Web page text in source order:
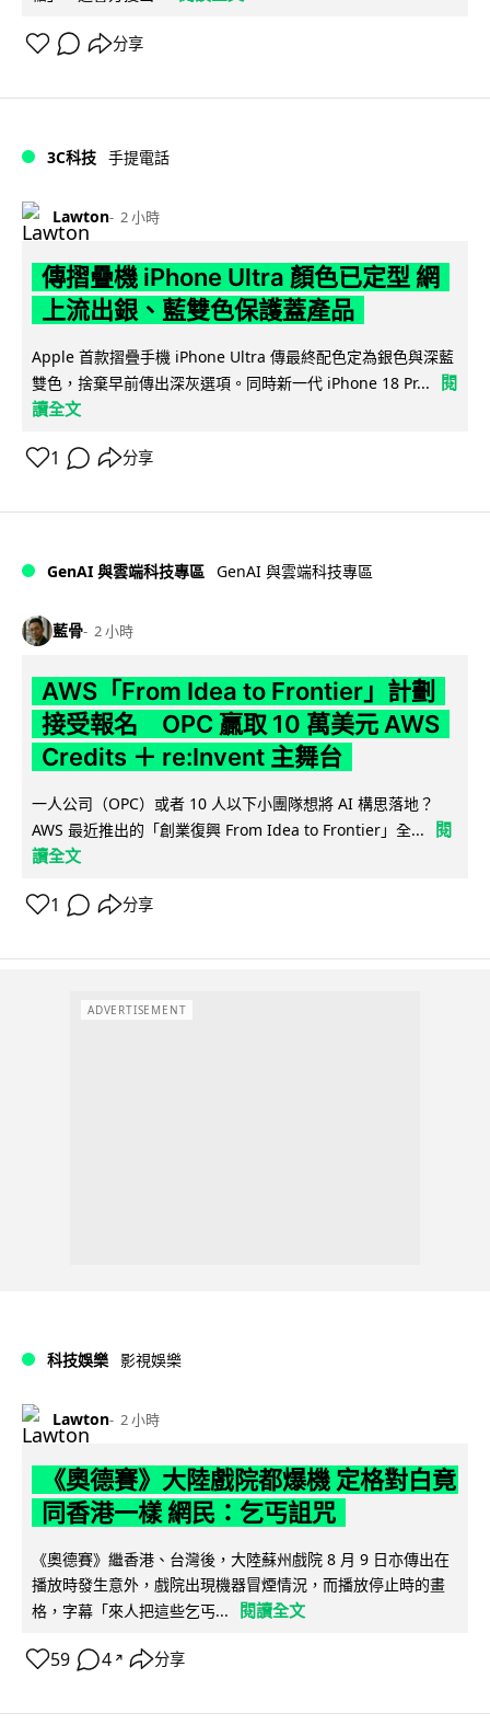
分享
3C科技 手提電話
Lawton 2 小時
傳摺疊機 iPhone Ultra 顏色已定型 網
上流出銀、藍雙色保護蓋產品
Apple 首款摺疊手機 iPhone Ultra 傳最終配色定為銀色與深藍
雙色，捨棄早前傳出深灰選項。同時新一代 iPhone 18 Pr...
閱
讀全文
1 分享
GenAI 與雲端科技專區 GenAI 與雲端科技專區
藍骨 2 小時
AWS「From Idea to Frontier」計劃
接受報名 OPC 贏取 10 萬美元 AWS
Credits ＋ re:Invent 主舞台
一人公司（OPC）或者 10 人以下小團隊想將 AI 構思落地？
AWS 最近推出的「創業復興 From Idea to Frontier」全...
閱
讀全文
1 分享
ADVERTISEMENT
科技娛樂 影視娛樂
Lawton 2 小時
《奧德賽》大陸戲院都爆機 定格對白竟
同香港一樣 網民：乞丐詛咒
《奧德賽》繼香港、台灣後，大陸蘇州戲院 8 月 9 日亦傳出在
播放時發生意外，戲院出現機器冒煙情況，而播放停止時的畫
格，字幕「來人把這些乞丐...
閱讀全文
59 4 ↗ 分享